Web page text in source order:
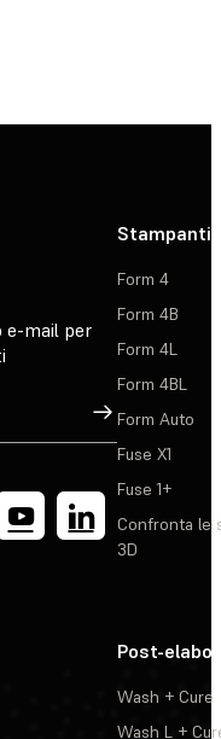
e-mail per
Registrati
Stampanti
Form 4
Form 4B
Form 4L
Form 4BL
Form Auto
Fuse X1
Fuse 1+
Confronta le
3D
Post-
Wash + Cure
Wash L +